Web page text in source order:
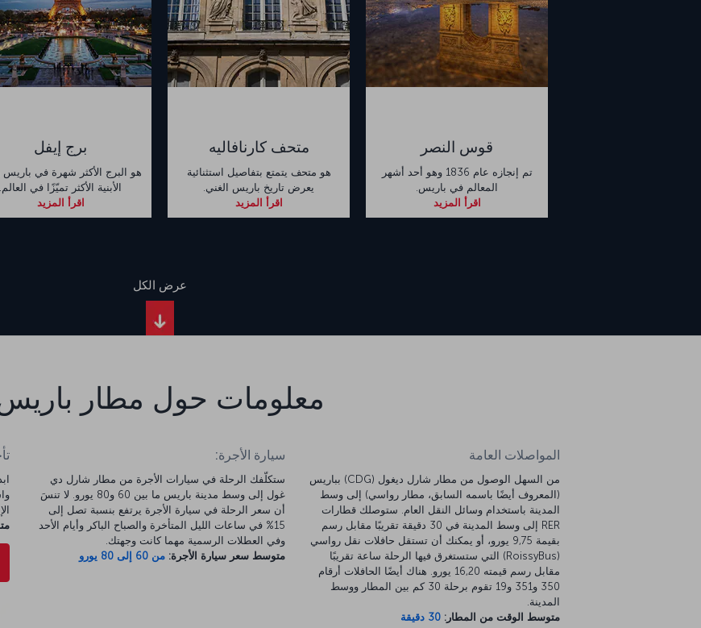
قوس النصر
تم إنجازه عام 1836 وهو أحد أشهر
المعالم في باريس.
اقرأ المزيد
متحف كارنافاليه
هو متحف يتمتع بتفاصيل استثنائية
يعرض تاريخ باريس الغني.
اقرأ المزيد
برج إيفل
هو البرج الأكثر شهرة في باريس
الأبنية الأكثر تميّزًا في العالم.
اقرأ المزيد
عرض الكل
معلومات حول مطار
المواصلات العامة
من السهل الوصول من مطار شارل ديغول (CDG) بباريس
(المعروف أيضًا باسمه السابق، مطار رواسي) إلى وسط
المدينة باستخدام وسائل النقل العام. ستوصلك قطارات
RER إلى وسط المدينة في 30 دقيقة تقريبًا مقابل رسم
بقيمة 9,75 يورو، أو يمكنك أن تستقل حافلات نقل رواسي
(RoissyBus) التي ستستغرق فيها الرحلة ساعة تقريبًا
مقابل رسم قيمته 16,20 يورو. هناك أيضًا الحافلات أرقام
350 و351 و19 تقوم برحلة 30 كم بين المطار ووسط
المدينة.
متوسط الوقت من المطار: 30 دقيقة
سيارة الأجرة:
ستكلّفك الرحلة في سيارات الأجرة من مطار شارل دي
غول إلى وسط مدينة باريس ما بين 60 و80 يورو. لا تنسَ
أن سعر الرحلة في سيارة الأجرة يرتفع بنسبة تصل إلى
15% في ساعات الليل المتأخرة والصباح الباكر وأيام الأحد
وفي العطلات الرسمية مهما كانت وجهتك.
متوسط سعر سيارة الأجرة: من 60 إلى 80 يورو